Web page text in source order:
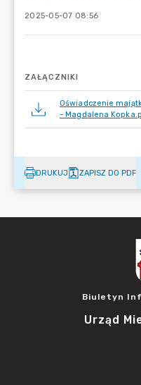
2025-05-07 08:56
ZAŁĄCZNIKI
Oświadczenie
- Magdalena
DRUKUJ ZAPISZ DO PDF
Biuletyn
Urząd